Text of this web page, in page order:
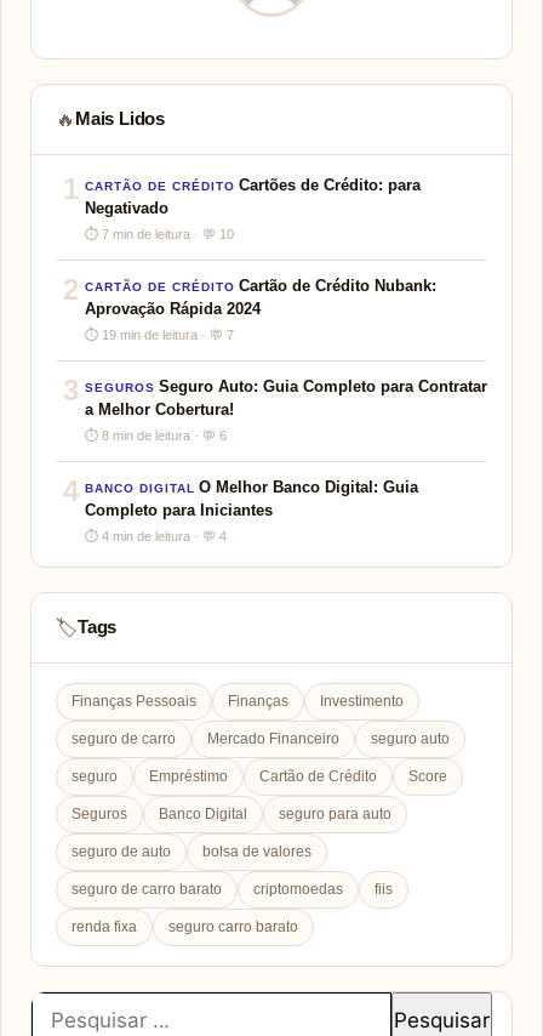
🔥 Mais Lidos
1 CARTÃO DE CRÉDITO Cartões de Crédito: para
Negativado
⏱ 7 min de leitura · 💬 10
2 CARTÃO DE CRÉDITO Cartão de Crédito Nubank:
Aprovação Rápida 2024
⏱ 19 min de leitura · 💬 7
3 SEGUROS Seguro Auto: Guia Completo para Contratar
a Melhor Cobertura!
⏱ 8 min de leitura · 💬 6
4 BANCO DIGITAL O Melhor Banco Digital: Guia
Completo para Iniciantes
⏱ 4 min de leitura · 💬 4
🏷️Tags
Finanças Pessoais Finanças Investimento
seguro de carro Mercado Financeiro seguro auto
seguro Empréstimo Cartão de Crédito Score
Seguros Banco Digital seguro para auto
seguro de auto bolsa de valores
seguro de carro barato criptomoedas fiis
renda fixa seguro carro barato
Pesquisar
por: